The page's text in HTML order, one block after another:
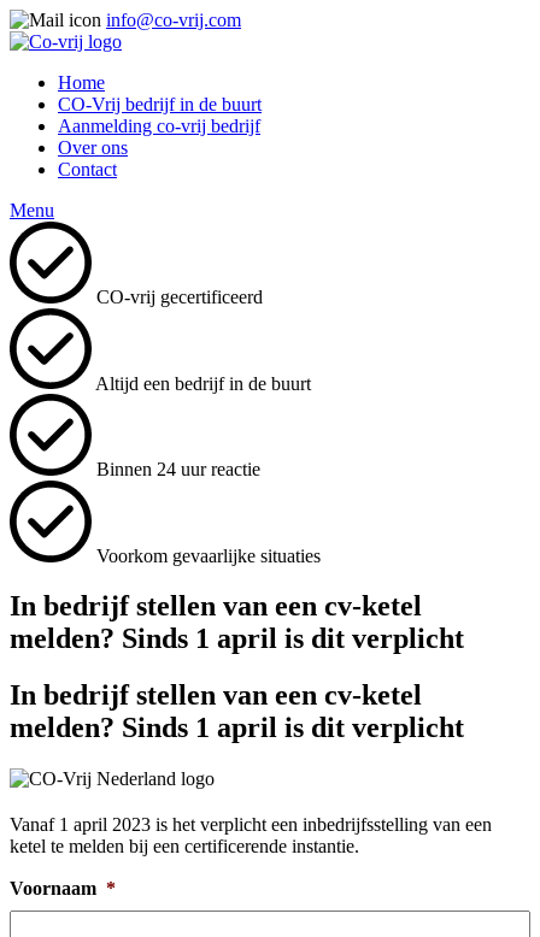
info@co-vrij.com
Home
CO-Vrij bedrijf in de buurt
Aanmelding co-vrij bedrijf
Over ons
Contact
Menu
CO-vrij gecertificeerd
Altijd een bedrijf in de buurt
Binnen 24 uur reactie
Voorkom gevaarlijke situaties
In bedrijf stellen van een cv-ketel
melden? Sinds 1 april is dit verplicht
In bedrijf stellen van een cv-ketel
melden? Sinds 1 april is dit verplicht
Vanaf 1 april 2023 is het verplicht een inbedrijfsstelling van een
ketel te melden bij een certificerende instantie.
Voornaam *